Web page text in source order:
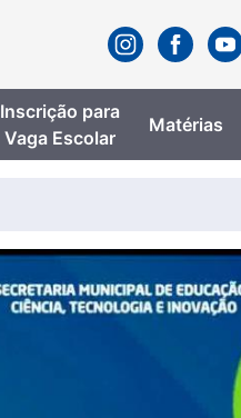
Inscrição para
Vaga Escolar
Matérias